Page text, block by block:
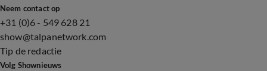
Neem contact op
+31 (0)6 - 549 628 21
show@talpanetwork.com
Tip de redactie
Volg Shownieuws